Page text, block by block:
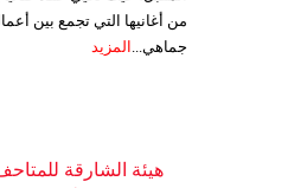
من أغانيها التي تجمع بين
جماهي... المزيد
هيئة الشارقة